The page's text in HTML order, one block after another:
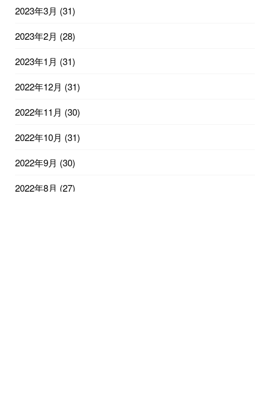
2023年3月 (31)
2023年2月 (28)
2023年1月 (31)
2022年12月 (31)
2022年11月 (30)
2022年10月 (31)
2022年9月 (30)
2022年8月 (27)